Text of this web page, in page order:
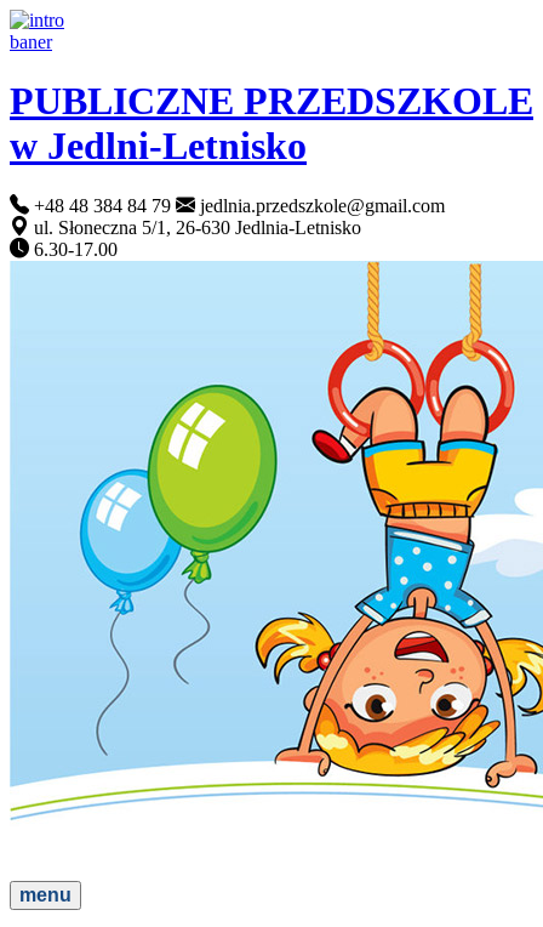
PUBLICZNE PRZEDSZKOLE
w Jedlni-Letnisko
+48 48 384 84 79
jedlnia.przedszkole@gmail.com
ul. Słoneczna 5/1, 26-630 Jedlnia-Letnisko
6.30-17.00
menu